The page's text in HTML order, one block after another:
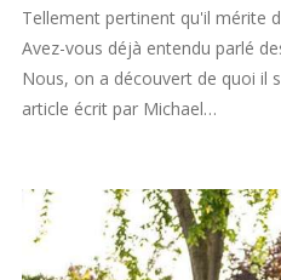
Tellement pertinent qu'il mérite
Avez-vous déjà entendu parlé
Nous, on a découvert de quoi il
article écrit par Michael…